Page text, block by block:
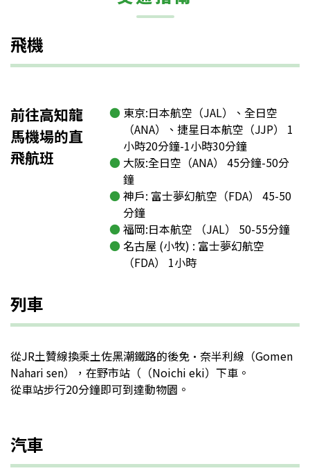
飛機
前往高知龍
馬機場的直
飛航班
東京:日本航空（JAL）、全日空
（ANA）、捷星日本航空（JJP） 1
小時20分鐘-1小時30分鐘
大阪:全日空（ANA） 45分鐘-50分
鐘
神戶: 富士夢幻航空（FDA） 45-50
分鐘
福岡:日本航空 （JAL） 50-55分鐘
名古屋 (小牧) : 富士夢幻航空
（FDA） 1小時
列車
從JR土贊線換乘土佐黑潮鐵路的後免·奈半利線（Gomen
Nahari sen），在野市站（（Noichi eki）下車。
從車站步行20分鐘即可到達動物園。
汽車